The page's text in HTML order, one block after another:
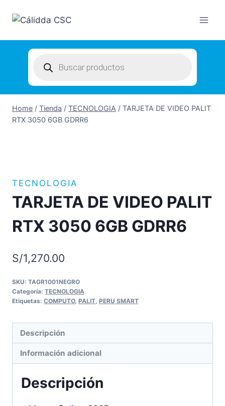
search
Home / Tienda / TECNOLOGIA / TARJETA DE VIDEO PALIT
RTX 3050 6GB GDRR6
TECNOLOGIA
TARJETA DE VIDEO PALIT
RTX 3050 6GB GDRR6
S/1,270.00
SKU: TAGR1001NEGRO
Categoría: TECNOLOGIA
Etiquetas: COMPUTO, PALIT PERU SMART
Descripción
Información adicional
Descripción